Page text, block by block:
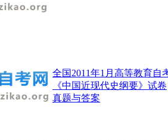
全国2011年1月高等教育自
《中国近现代史纲要》试卷
真题与答案